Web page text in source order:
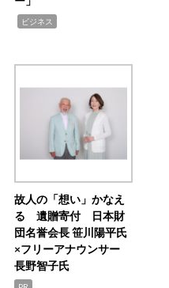
ビジネス
故人の「想い」かなえ
る 遺贈寄付 日本財
団名誉会長 笹川陽平氏
×フリーアナウンサー
長野智子氏